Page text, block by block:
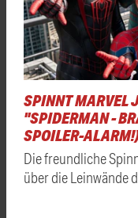
SPINNT MARVEL
"SPIDERMAN -
SPOILER-
Die freundliche
über die Leinwände